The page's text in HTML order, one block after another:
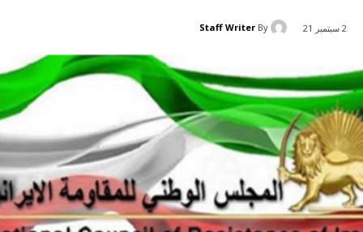
2 سبتمبر 21 By
Staff Writer